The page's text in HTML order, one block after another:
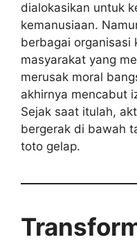
dialokasikan untuk
kemanusiaan.
berbagai organisasi
masyarakat yang
merusak moral
akhirnya mencabut
Sejak saat itulah,
bergerak di bawah
toto gelap.